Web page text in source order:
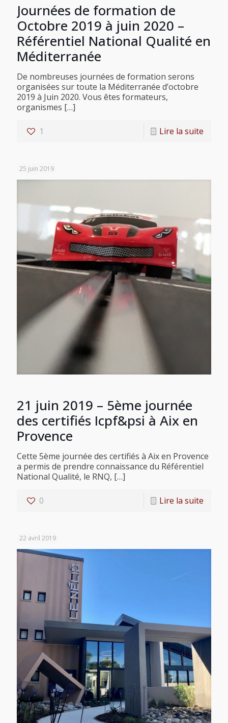
Journées de formation de
Octobre 2019 à juin 2020 –
Référentiel National Qualité en
Méditerranée
De nombreuses journées de formation serons
organisées sur toute la Méditerranée d’octobre
2019 à Juin 2020. Vous êtes formateurs,
organismes […]
1 Lire la suite
25 juin 2019
21 juin 2019 – 5ème journée
des certifiés Icpf&psi à Aix en
Provence
Cette 5ème journée des certifiés à Aix en Provence
a permis de prendre connaissance du Référentiel
National Qualité, le RNQ, […]
0 Lire la suite
22 avril 2019